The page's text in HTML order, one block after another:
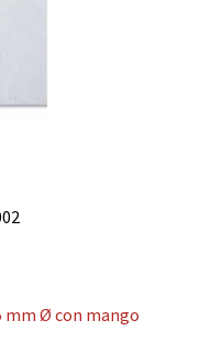
mm Ø con mango